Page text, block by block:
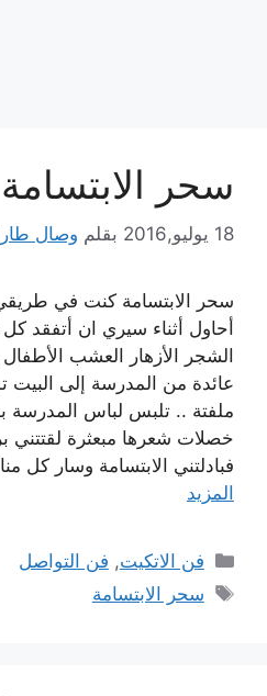
سحر الابتسامة
18 يوليو,2016 بقلم وصال
سحر الابتسامة كنت في
أحاول أثناء سيري ان أتفقد
الشجر الأزهار العشب
عائدة من المدرسة إلى
ملفتة .. تلبس لباس المدرسة
خصلات شعرها مبعثرة لقتتني
فبادلتني الابتسامة وسار كل
المزيد
التصنيفات
فن الاتكيت, فن التواصل
الوسوم
سحر الابتسامة